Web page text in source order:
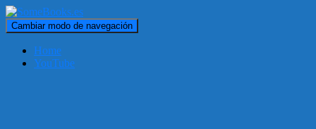
Cambiar modo de navegación
Home
YouTube